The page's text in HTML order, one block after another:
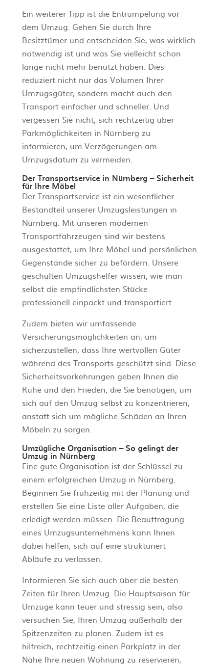
Ein weiterer Tipp ist die Entrümpelung vor
dem Umzug. Gehen Sie durch Ihre
Besitztümer und entscheiden Sie, was wirklich
notwendig ist und was Sie vielleicht schon
lange nicht mehr benutzt haben. Dies
reduziert nicht nur das Volumen Ihrer
Umzugsgüter, sondern macht auch den
Transport einfacher und schneller. Und
vergessen Sie nicht, sich rechtzeitig über
Parkmöglichkeiten in Nürnberg zu
informieren, um Verzögerungen am
Umzugsdatum zu vermeiden.
Der Transportservice in Nürnberg – Sicherheit
für Ihre Möbel
Der Transportservice ist ein wesentlicher
Bestandteil unserer Umzugsleistungen in
Nürnberg. Mit unseren modernen
Transportfahrzeugen sind wir bestens
ausgestattet, um Ihre Möbel und persönlichen
Gegenstände sicher zu befördern. Unsere
geschulten Umzugshelfer wissen, wie man
selbst die empfindlichsten Stücke
professionell einpackt und transportiert.
Zudem bieten wir umfassende
Versicherungsmöglichkeiten an, um
sicherzustellen, dass Ihre wertvollen Güter
während des Transports geschützt sind. Diese
Sicherheitsvorkehrungen geben Ihnen die
Ruhe und den Frieden, die Sie benötigen, um
sich auf den Umzug selbst zu konzentrieren,
anstatt sich um mögliche Schäden an Ihren
Möbeln zu sorgen.
Umzügliche Organisation – So gelingt der
Umzug in Nürnberg
Eine gute Organisation ist der Schlüssel zu
einem erfolgreichen Umzug in Nürnberg.
Beginnen Sie frühzeitig mit der Planung und
erstellen Sie eine Liste aller Aufgaben, die
erledigt werden müssen. Die Beauftragung
eines Umzugsunternehmens kann Ihnen
dabei helfen, sich auf eine strukturiert
Abläufe zu verlassen.
Informieren Sie sich auch über die besten
Zeiten für Ihren Umzug. Die Hauptsaison für
Umzüge kann teuer und stressig sein, also
versuchen Sie, Ihren Umzug außerhalb der
Spitzenzeiten zu planen. Zudem ist es
hilfreich, rechtzeitig einen Parkplatz in der
Nähe Ihre neuen Wohnung zu reservieren,